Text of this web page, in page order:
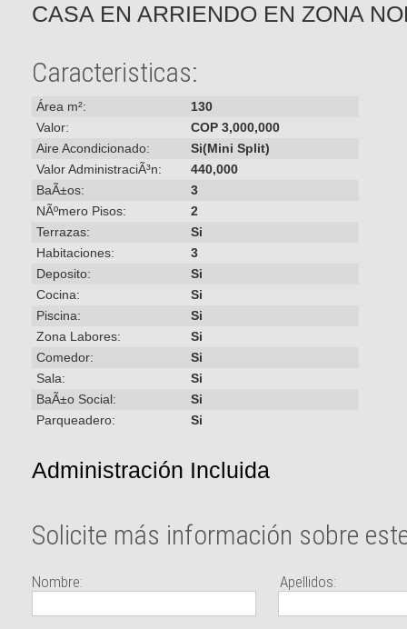
CASA EN ARRIENDO EN ZONA
Caracteristicas:
Área m²:
130
Valor:
COP 3,000,000
Aire Acondicionado:
Si(Mini Split)
Valor AdministraciÃ³n:
440,000
BaÃ±os:
3
NÃºmero Pisos:
2
Terrazas:
Si
Habitaciones:
3
Deposito:
Si
Cocina:
Si
Piscina:
Si
Zona Labores:
Si
Comedor:
Si
Sala:
Si
BaÃ±o Social:
Si
Parqueadero:
Si
Administración Incluida
Solicite más información sobre
Nombre: Apellidos: